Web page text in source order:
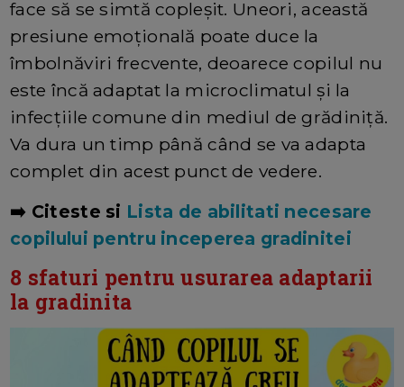
face să se simtă copleșit. Uneori, această
presiune emoțională poate duce la
îmbolnăviri frecvente, deoarece copilul nu
este încă adaptat la microclimatul și la
infecțiile comune din mediul de grădiniță.
Va dura un timp până când se va adapta
complet din acest punct de vedere.
➡️ Citeste si Lista de abilitati necesare
copilului pentru inceperea gradinitei
8 sfaturi pentru usurarea adaptarii
la gradinita